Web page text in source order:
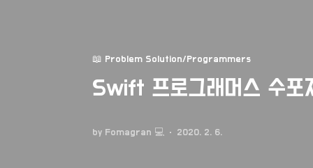
📖 Problem Solution/Programmers
Swift 프로그래머스 수포
by Fomagran 💻 2020. 2. 6.